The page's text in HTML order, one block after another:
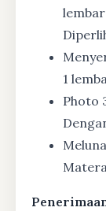
1
Photo